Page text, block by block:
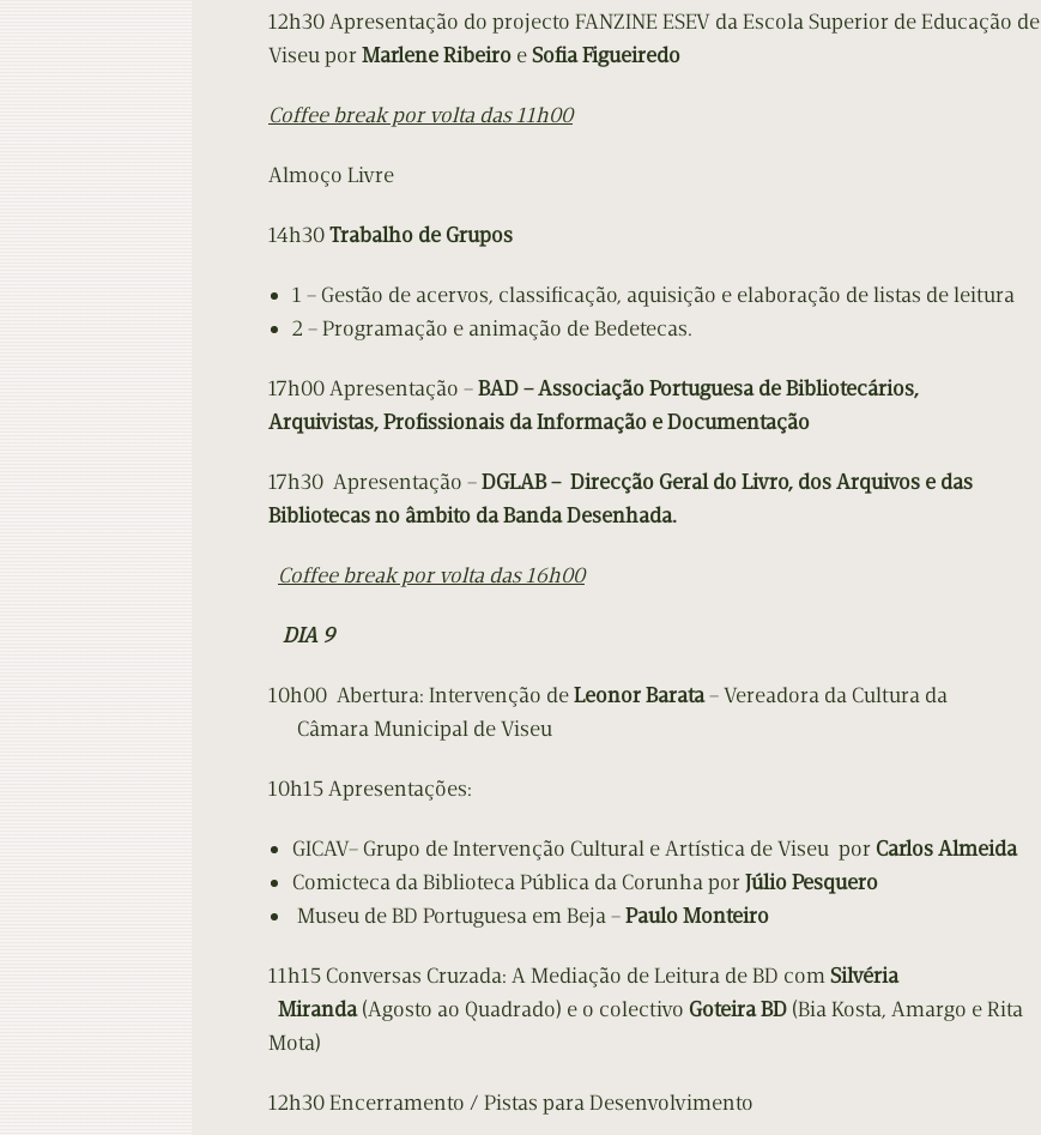
12h30 Apresentação do projecto FANZINE ESEV da Escola Superior de Educação de
Viseu porMarlene Ribeiro eSofia Figueiredo
Coffee break por volta das 11h00
Almoço Livre
14h30Trabalho de Grupos
1 – Gestão de acervos, classificação, aquisição e elaboração de listas de leitura
2 – Programação e animação de Bedetecas.
17h00 Apresentação –BAD – Associação Portuguesa de Bibliotecários,
Arquivistas, Profissionais da Informação e Documentação
17h30 Apresentação –DGLAB – Direcção Geral do Livro, dos Arquivos e das
Bibliotecas no âmbito da Banda Desenhada.
Coffee break por volta das 16h00
DIA 9
10h00 Abertura: Intervenção deLeonor Barata– Vereadora da Cultura da
Câmara Municipal de Viseu
10h15 Apresentações:
GICAV– Grupo de Intervenção Cultural e Artística de Viseu porCarlos Almeida
Comicteca da Biblioteca Pública da Corunha porJúlio Pesquero
Museu de BD Portuguesa em Beja –Paulo Monteiro
11h15 Conversas Cruzada: A Mediação de Leitura de BD comSilvéria
Miranda(Agosto ao Quadrado) e o colectivo Goteira BD (Bia Kosta, Amargo e Rita
Mota)
12h30 Encerramento / Pistas para Desenvolvimento